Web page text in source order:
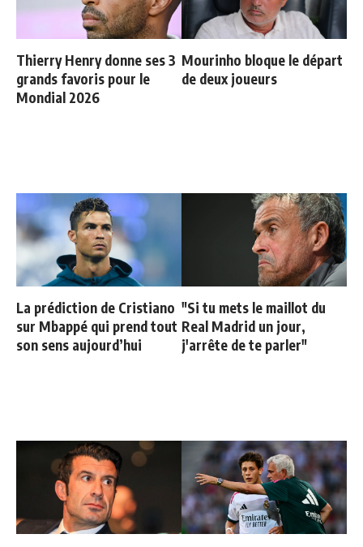
Thierry Henry donne ses 3
grands favoris pour le
Mondial 2026
Mourinho bloque le départ
de deux joueurs
La prédiction de Cristiano
sur Mbappé qui prend tout
son sens aujourd’hui
"Si tu mets le maillot du
Real Madrid un jour,
j'arrête de te parler"